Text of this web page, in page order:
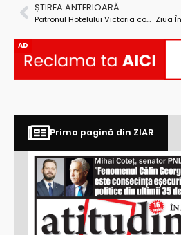
ȘTIREA ANTERIOARĂ
Patronul Hotelului Victoria construieşte un complex rezidenţial în cartierul Prundu
AD
Prima pagină din ZIAR